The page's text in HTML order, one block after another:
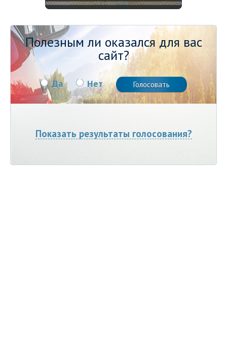
Полезным ли оказался для вас
сайт?
Да Нет
Показать результаты голосования?